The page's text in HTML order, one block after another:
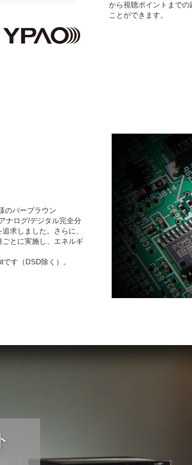
から視聴ポイントまで
ことができます。
のバーブラウン
ナログ/デジタル完全分
求しました。さらに、
とに実施し、エネルギ
す（DSD除く）。